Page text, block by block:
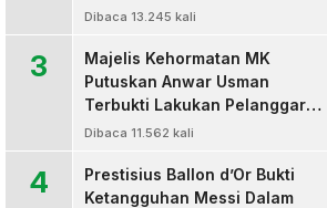
Dibaca 13.245 kali
3
Majelis Kehormatan MK
Putuskan Anwar Usman
Terbukti Lakukan Pelanggaran
Berat Kode Etik dan
Dibaca 11.562 kali
4
Prestisius Ballon d’Or Bukti
Ketangguhan Messi Dalam